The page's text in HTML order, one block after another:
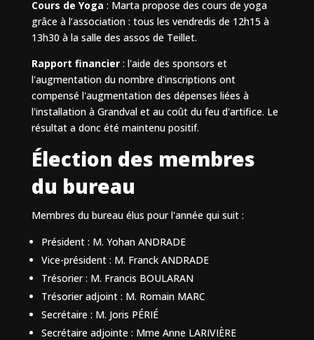
Cours de Yoga : Marta propose des cours de yoga
grâce à l’association : tous les vendredis de 12h15 à
13h30 à la salle des assos de Teillet.
Rapport financier: l'aide des sponsors et
l'augmentation du nombre d'inscriptions ont
compensé l'augmentation des dépenses liées à
l'installation à Grandval et au coût du feu d'artifice. Le
résultat a donc été maintenu positif.
Élection des membres
du bureau
Membres du bureau élus pour l'année qui suit :
Président : M. Yohan ANDRADE
Vice-président : M. Franck ANDRADE
Trésorier : M. Francis BOULARAN
Trésorier adjoint : M. Romain MARC
Secrétaire : M. Joris PÉRIÉ
Secrétaire adjointe : Mme Anne LARIVIÈRE